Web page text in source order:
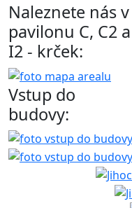
Naleznete nás v
pavilonu C, C2 a
I2 - krček:
Vstup do
budovy: